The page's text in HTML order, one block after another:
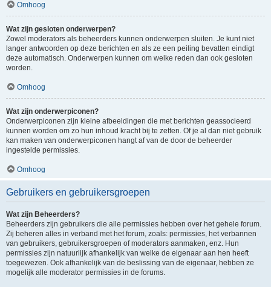
Omhoog
Wat zijn gesloten onderwerpen?
Zowel moderators als beheerders kunnen onderwerpen sluiten. Je kunt niet
langer antwoorden op deze berichten en als ze een peiling bevatten eindigt
deze automatisch. Onderwerpen kunnen om welke reden dan ook gesloten
worden.
Omhoog
Wat zijn onderwerpiconen?
Onderwerpiconen zijn kleine afbeeldingen die met berichten geassocieerd
kunnen worden om zo hun inhoud kracht bij te zetten. Of je al dan niet gebruik
kan maken van onderwerpiconen hangt af van de door de beheerder
ingestelde permissies.
Omhoog
Gebruikers en gebruikersgroepen
Wat zijn Beheerders?
Beheerders zijn gebruikers die alle permissies hebben over het gehele forum.
Zij beheren alles in verband met het forum, zoals: permissies, het verbannen
van gebruikers, gebruikersgroepen of moderators aanmaken, enz. Hun
permissies zijn natuurlijk afhankelijk van welke de eigenaar aan hen heeft
toegewezen. Ook afhankelijk van de beslissing van de eigenaar, hebben ze
mogelijk alle moderator permissies in de forums.